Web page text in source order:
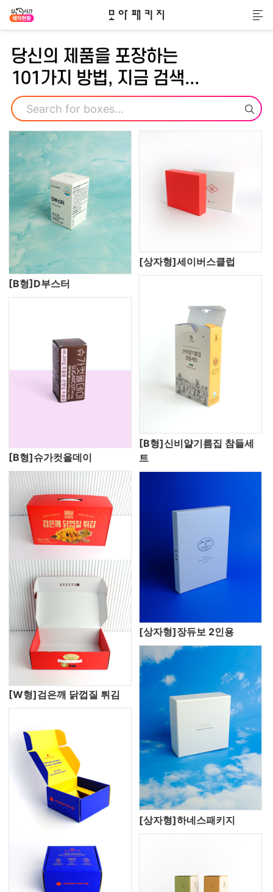
모아패키지
메
당신의 제품을 포장하는
101가지 방법, 지금 검색...
검색
[B형]D부스터
[상자형]세이버스클럽
[B형]슈가컷올데이
[B형]신비얄기름집 참들세
트
[W형]검은깨 닭껍질 튀김
[상자형]장듀보 2인용
[상자형]하네스패키지